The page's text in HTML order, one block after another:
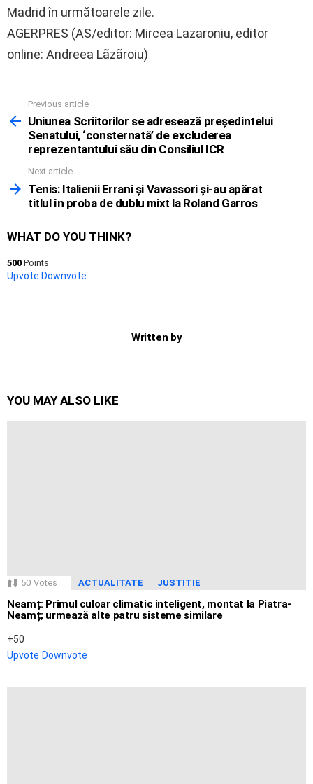
Madrid în următoarele zile.
AGERPRES (AS/editor: Mircea Lazaroniu, editor
online: Andreea Lãzãroiu)
more
Previous article
Uniunea Scriitorilor se adresează președintelui
Senatului, ‘consternată’ de excluderea
reprezentantului său din Consiliul ICR
Next article
Tenis: Italienii Errani și Vavassori și-au apărat
titlul în proba de dublu mixt la Roland Garros
WHAT DO YOU THINK?
500 Points
Upvote Downvote
Written by
YOU MAY ALSO LIKE
50 Votes ACTUALITATE JUSTITIE
Neamț: Primul culoar climatic inteligent, montat la Piatra-
Neamț; urmează alte patru sisteme similare
50
Upvote Downvote